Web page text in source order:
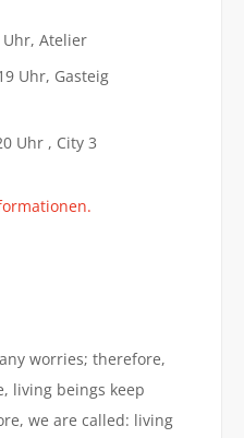
Uhr, Atelier
Uhr, Gasteig
Uhr , City 3
worries; therefore,
living beings keep
we are called: living